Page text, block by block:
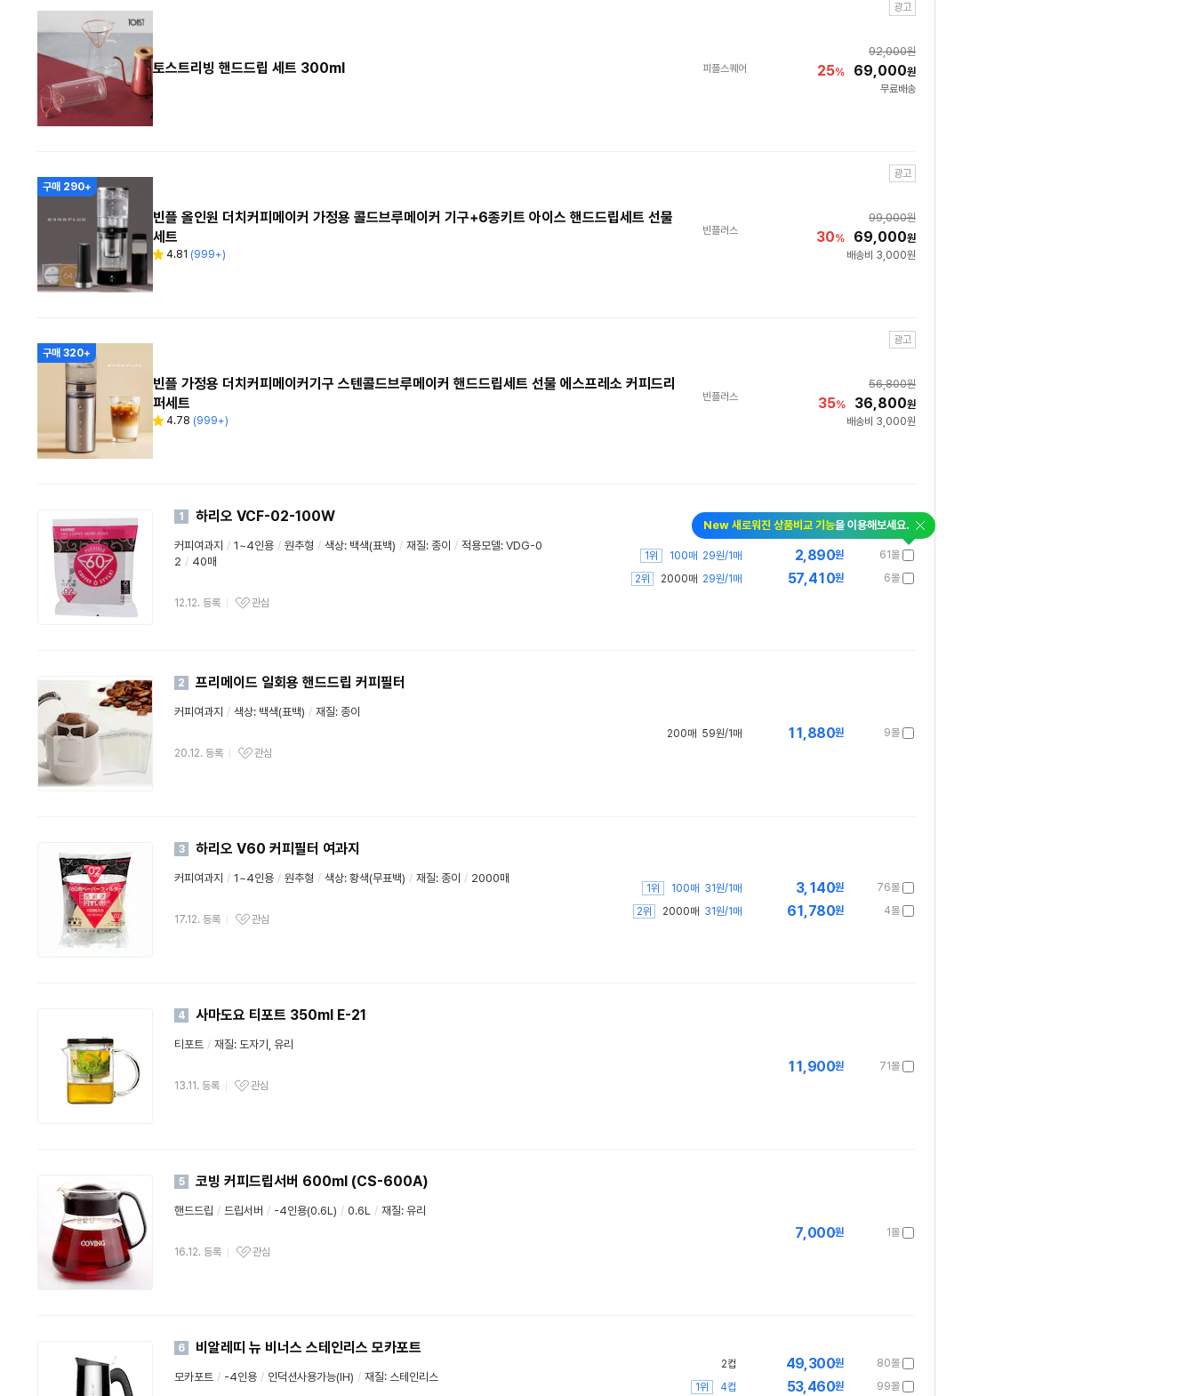
광고
토스트리빙 핸드드립 세트 300ml 피플스퀘어
92,000원
25% 69,000원
무료배송
광고
구매 290+
빈플 올인원 더치커피메이커 가정용 콜드브루메이커 기구+6종키트 아이스 핸드드립세트 선물
세트
별
점
4.81
리
(999+)
빈플러스
99,000원
30% 69,000원
배송비 3,000원
광고
구매 320+
빈플 가정용 더치커피메이커기구 스텐콜드브루메이커 핸드드립세트 선물 에스프레소 커피드리
퍼세트
별 4.78
리
(999+)
빈플러스
56,800원
35% 36,800원
배송비 3,000원
1 하리오 VCF-02-100W
커피여과지 / 1~4인용 / 원추형 / 색상: 백색(표백) / 재질: 종이 / 적용모델: VDG-0
2 / 40매
12.12. 등록 관심
New 새로워진 상품비교 기능을 이용해보세요. 닫
기
61몰
2,890원
1위 100매 29원/1매
6몰
57,410원
2위 2000매 29원/1매
2 프리메이드 일회용 핸드드립 커피필터
커피여과지 / 색상: 백색(표백) / 재질: 종이
20.12. 등록 관심
9몰
11,880원
200매 59원/1매
3 하리오 V60 커피필터 여과지
커피여과지 / 1~4인용 / 원추형 / 색상: 황색(무표백) / 재질: 종이 / 2000매
17.12. 등록 관심
76몰
3,140원
1위 100매 31원/1매
4몰
61,780원
2위 2000매 31원/1매
4 사마도요 티포트 350ml E-21
티포트 / 재질: 도자기, 유리
13.11. 등록 관심
71몰
11,900원
5 코빙 커피드립서버 600ml (CS-600A)
핸드드립 / 드립서버 / -4인용(0.6L) / 0.6L / 재질: 유리
16.12. 등록 관심
1몰
7,000원
6 비알레띠 뉴 비너스 스테인리스 모카포트
모카포트 / -4인용 / 인덕션사용가능(IH) / 재질: 스테인리스
80몰
49,300원
2컵
99몰
53,460원
1위
4컵